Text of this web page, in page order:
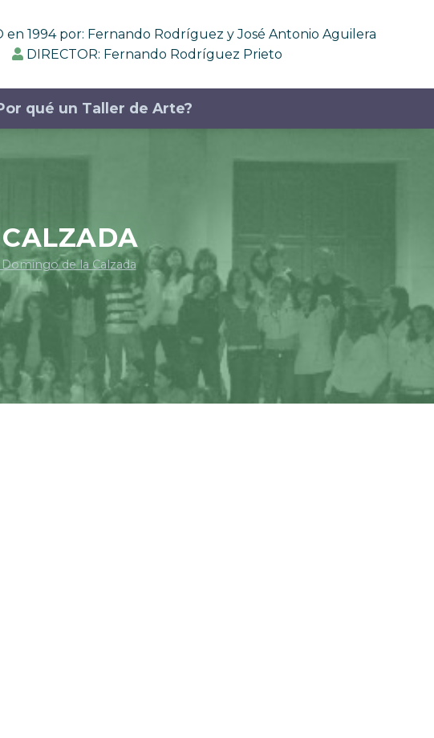
en 1994 por: Fernando Rodríguez y José Antonio Aguilera
DIRECTOR: Fernando Rodríguez Prieto
qué un Taller de Arte?
de la Calzada